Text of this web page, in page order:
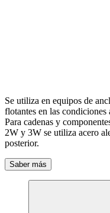
Se utiliza en equipos de
flotantes en las condiciones
Para cadenas y
2W y 3W se utiliza acero
posterior.
Saber más